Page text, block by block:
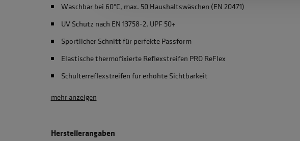
Waschbar bei 60°C, max. 50 Haushaltswäschen (EN 20471)
UV Schutz nach EN 13758-2, UPF 50+
Sportlicher Schnitt für perfekte Passform
Elastische thermofixierte Reflexstreifen PRO ReFlex
Schulterreflexstreifen für erhöhte Sichtbarkeit
mehr anzeigen
Herstellerangaben